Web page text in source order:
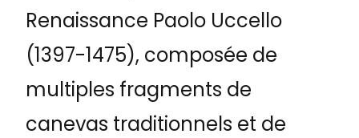
Renaissance Paolo Uccello
(1397-1475), composée de
multiples fragments de
canevas traditionnels et de